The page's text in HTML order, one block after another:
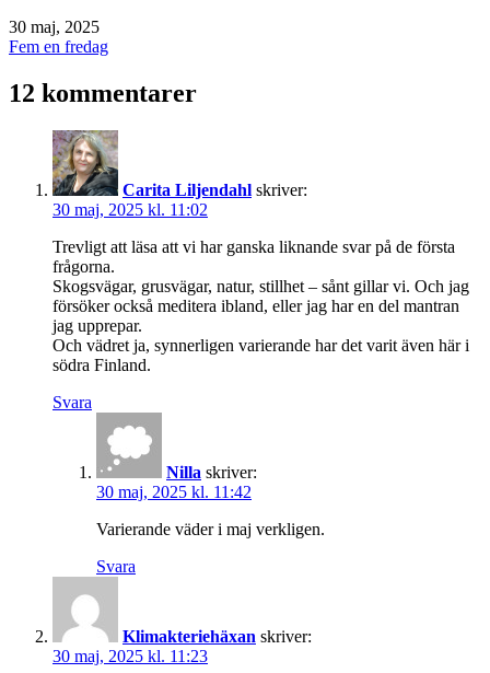
Publicerat
den
30 maj, 2025
Kategoriserat
Fem en fredag
12 kommentarer
Carita Liljendahl skriver:
30 maj, 2025 kl. 11:02
Trevligt att läsa att vi har ganska liknande svar på de första
frågorna.
Skogsvägar, grusvägar, natur, stillhet – sånt gillar vi. Och jag
försöker också meditera ibland, eller jag har en del mantran
jag upprepar.
Och vädret ja, synnerligen varierande har det varit även här i
södra Finland.
Svara
Nilla skriver:
30 maj, 2025 kl. 11:42
Varierande väder i maj verkligen.
Svara
Klimakteriehäxan skriver:
30 maj, 2025 kl. 11:23